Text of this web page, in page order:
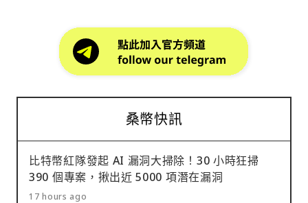
桑幣快訊
比特幣紅隊發起 AI 漏洞大掃除！30 小時狂掃
390 個專案，揪出近 5000 項潛在漏洞
17 hours ago